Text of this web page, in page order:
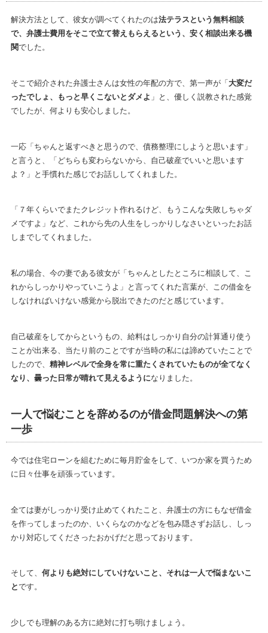
解決方法として、彼女が調べてくれたのは法テラスという無料相談
で、弁護士費用をそこで立て替えもらえるという、安く相談出来る機
関でした。
そこで紹介された弁護士さんは女性の年配の方で、第一声が「 大変だ
ったでしょ、もっと早くこないとダメよ 」と、優しく説教された感覚
でしたが、何よりも安心しました。
一応「ちゃんと返すべきと思うので、債務整理にしようと思います」
と言うと、「どちらも変わらないから、自己破産でいいと思います
よ？」と手慣れた感じでお話ししてくれました。
「７年くらいでまたクレジット作れるけど、もうこんな失敗しちゃダ
メですよ」など、これから先の人生をしっかりしなさいといったお話
しまでしてくれました。
私の場合、今の妻である彼女が「ちゃんとしたところに相談して、こ
れからしっかりやっていこうよ」と言ってくれた言葉が、この借金を
しなければいけない感覚から脱出できたのだと感じています。
自己破産をしてからというもの、給料はしっかり自分の計算通り使う
ことが出来る、当たり前のことですが当時の私には諦めていたことで
したので、 精神レベルで全身を常に重たくされていたものが全てなく
なり、曇った日常が晴れて見えるようになりました。
一人で悩むことを辞めるのが借金問題解決への第
一歩
今では住宅ローンを組むために毎月貯金をして、いつか家を買うため
に日々仕事を頑張っています。
全ては妻がしっかり受け止めてくれたこと、弁護士の方にもなぜ借金
を作ってしまったのか、いくらなのかなどを包み隠さずお話し、しっ
かり対応してくださったおかげだと思っております。
そして、 何よりも絶対にしていけないこと、それは一人で悩まないこ
とです。
少しでも理解のある方に絶対に打ち明けましょう。